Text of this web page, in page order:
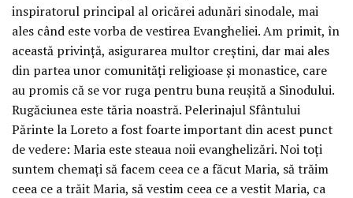
inspiratorul principal al oricărei adunări sinodale, mai
ales când este vorba de vestirea Evangheliei. Am primit, în
această privinţă, asigurarea multor creştini, dar mai ales
din partea unor comunităţi religioase şi monastice, care
au promis că se vor ruga pentru buna reuşită a Sinodului.
Rugăciunea este tăria noastră. Pelerinajul Sfântului
Părinte la Loreto a fost foarte important din acest punct
de vedere: Maria este steaua noii evanghelizări. Noi toţi
suntem chemaţi să facem ceea ce a făcut Maria, să trăim
ceea ce a trăit Maria, să vestim ceea ce a vestit Maria, ca